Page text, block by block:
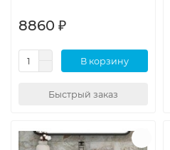
8860 ₽
В корзину
Быстрый заказ